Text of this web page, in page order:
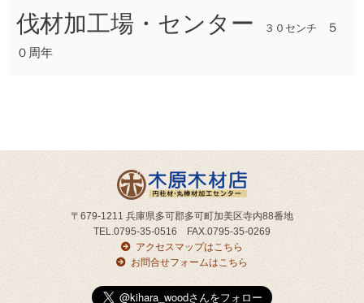
伐材加工場・センター
３０センチ
５
０周年
〒679-1211 兵庫県多可郡多可町加美区寺内88番地
TEL.0795-35-0516 FAX.0795-35-0269
アクセスマップはこちら
お問合せフォームはこちら